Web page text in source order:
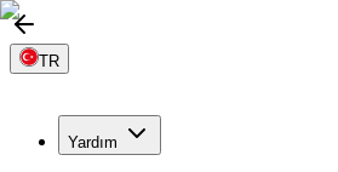
TR
Yardım